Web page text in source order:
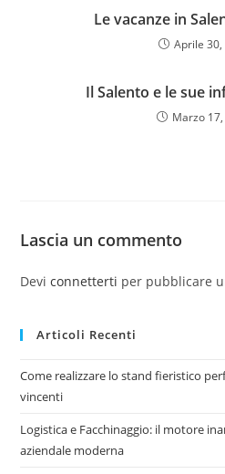
Le vacanze in
Aprile 30,
Il Salento e le sue
Marzo
Lascia un commento
Deviconnetterti per pubblicare
Articoli Recenti
Come realizzare lo stand fieristico
vincenti
Logistica e Facchinaggio: il motore
aziendale moderna